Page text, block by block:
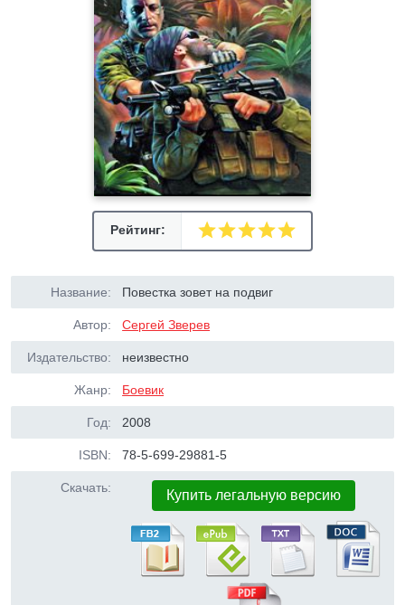
Рейтинг:
Название: Повестка зовет на подвиг
Автор: Сергей Зверев
Издательство: неизвестно
Жанр: Боевик
Год: 2008
ISBN: 78-5-699-29881-5
Скачать: Купить легальную версию